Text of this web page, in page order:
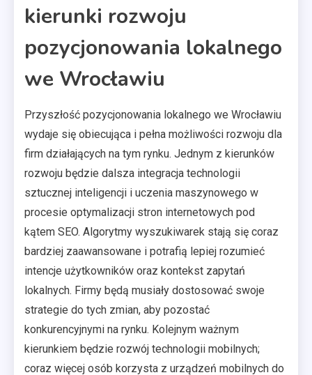
kierunki rozwoju
pozycjonowania lokalnego
we Wrocławiu
Przyszłość pozycjonowania lokalnego we Wrocławiu
wydaje się obiecująca i pełna możliwości rozwoju dla
firm działających na tym rynku. Jednym z kierunków
rozwoju będzie dalsza integracja technologii
sztucznej inteligencji i uczenia maszynowego w
procesie optymalizacji stron internetowych pod
kątem SEO. Algorytmy wyszukiwarek stają się coraz
bardziej zaawansowane i potrafią lepiej rozumieć
intencje użytkowników oraz kontekst zapytań
lokalnych. Firmy będą musiały dostosować swoje
strategie do tych zmian, aby pozostać
konkurencyjnymi na rynku. Kolejnym ważnym
kierunkiem będzie rozwój technologii mobilnych;
coraz więcej osób korzysta z urządzeń mobilnych do